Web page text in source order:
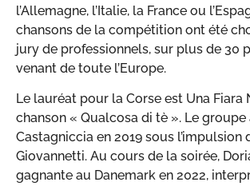
l’Allemagne, l’Italie, la France ou
chansons de la compétition ont été
jury de professionnels, sur plus de 30
venant de toute l’Europe.
Le lauréat pour la Corse est Una Fiara
chanson « Qualcosa di tè ». Le groupe
Castagniccia en 2019 sous l’impulsion
Giovannetti. Au cours de la soirée,
gagnante au Danemark en 2022,